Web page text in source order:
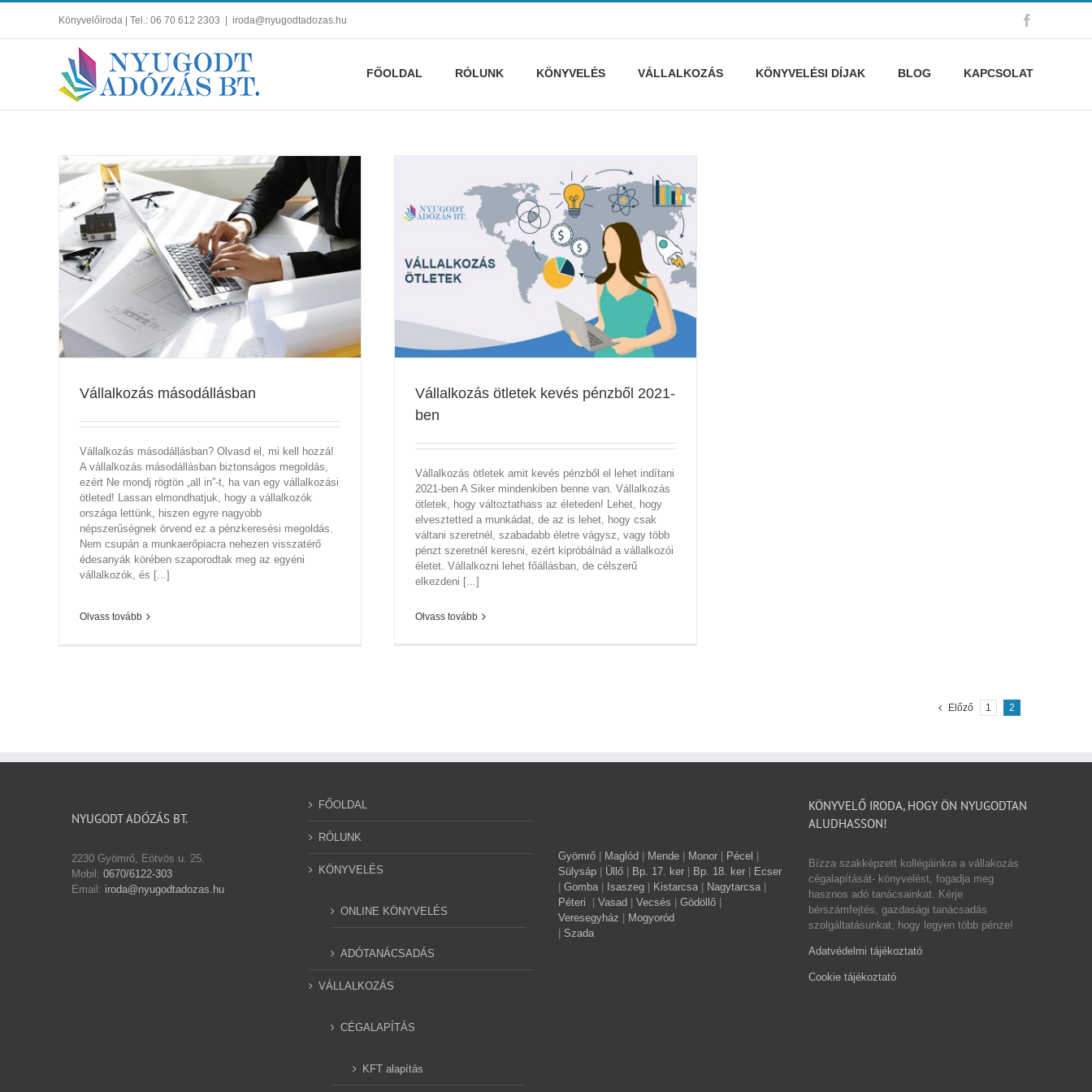
Könyvelőiroda | Tel.: 06 70 612 2303 iroda@nyugodtadozas.hu
FŐOLDAL RÓLUNK KÖNYVELÉS VÁLLALKOZÁS KÖNYVELÉSI DÍJAK BLOG KAPCSOLAT
Vállalkozás másodállásban
Vállalkozás másodállásban? Olvasd el, mi kell hozzá!
A vállalkozás másodállásban biztonságos megoldás,
ezért Ne mondj rögtön „all in”-t, ha van egy vállalkozási
ötleted! Lassan elmondhatjuk, hogy a vállalkozók
országa lettünk, hiszen egyre nagyobb
népszerűségnek örvend ez a pénzkeresési megoldás.
Nem csupán a munkaerőpiacra nehezen visszatérő
édesanyák körében szaporodtak meg az egyéni
vállalkozók, és [...]
Olvass tovább
Vállalkozás ötletek kevés pénzből 2021-ben
Vállalkozás
Vállalkozás ötletek kevés pénzből 2021-
ben
Vállalkozás ötletek amit kevés pénzből el lehet indítani
2021-ben A Siker mindenkiben benne van. Vállalkozás
ötletek, hogy változtathass az életeden! Lehet, hogy
elvesztetted a munkádat, de az is lehet, hogy csak
váltani szeretnél, szabadabb életre vágysz, vagy több
pénzt szeretnél keresni, ezért kipróbálnád a vállalkozói
életet. Vállalkozni lehet főállásban, de célszerű
elkezdeni [...]
Olvass tovább
Előző 1 2
NYUGODT ADÓZÁS BT.
2230 Gyömrő, Eötvös u. 25.
Mobil: 0670/6122-303
Email: iroda@nyugodtadozas.hu
FŐOLDAL
RÓLUNK
KÖNYVELÉS
ONLINE KÖNYVELÉS
ADÓTANÁCSADÁS
VÁLLALKOZÁS
CÉGALAPÍTÁS
KFT alapítás
Gyömrő Maglód Mende Monor Pécel
Sülysáp
Üllő Bp. 17. ker Bp. 18. ker
Ecser
Gomba Isaszeg Kistarcsa Nagytarcsa
Péteri
Vasad Vecsés Gödöllő
Veresegyház
Mogyoród
Szada
KÖNYVELŐ IRODA, HOGY ÖN NYUGODTAN
ALUDHASSON!
Bízza szakképzett kollégáinkra a vállakozás
cégalapítását- könyvelést, fogadja meg
hasznos adó tanácsainkat. Kérje
bérszámfejtés, gazdasági tanácsadás
szolgáltatásunkat, hogy legyen több pénze!
Adatvédelmi tájékoztató
Cookie tájékoztató